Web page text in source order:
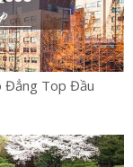
Đẳng Top Đầu